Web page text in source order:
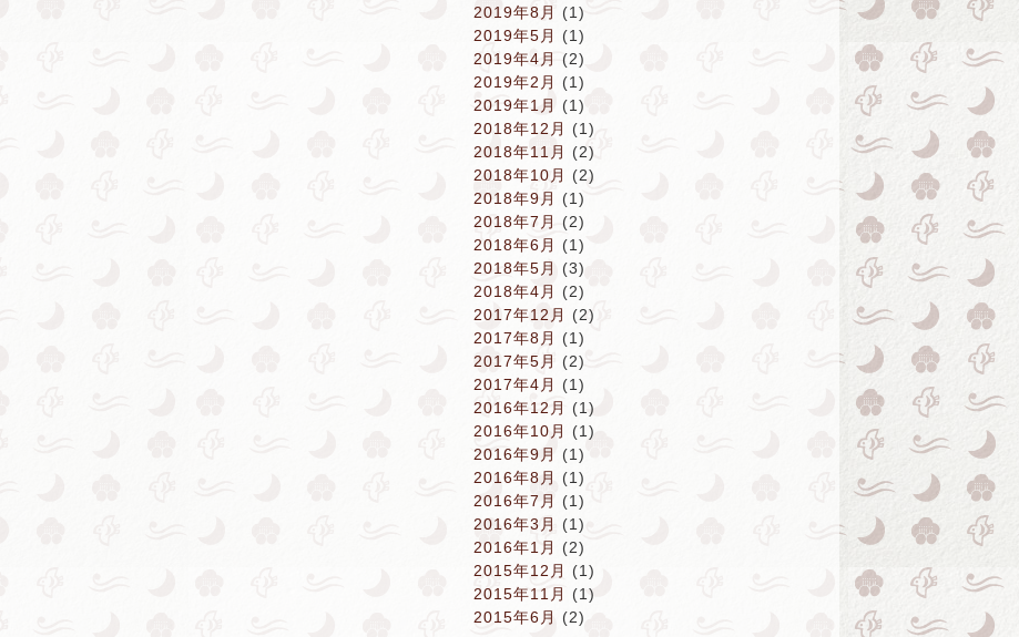
2019年8月 (1)
2019年5月
(1)
2019年4月 (2)
2019年2月
(1)
2019年1月
(1)
2018年12月 (1)
2018年11月
(2)
2018年10月 (2)
2018年9月 (1)
2018年7月 (2)
2018年6月
(1)
2018年5月 (3)
2018年4月
(2)
2017年12月
(2)
2017年8月
(1)
2017年5月
(2)
2017年4月 (1)
2016年12月
(1)
2016年10月
(1)
2016年9月
(1)
2016年8月
(1)
2016年7月
(1)
2016年3月
(1)
2016年1月 (2)
2015年12月
(1)
2015年11月
(1)
2015年6月
(2)